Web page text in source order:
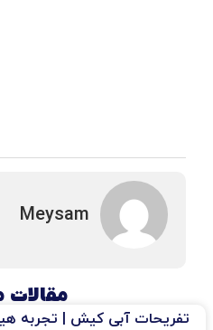
Meysam
مقالات
تفریحات آبی کیش | تجربه